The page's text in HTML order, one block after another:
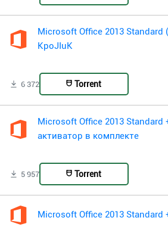
Microsoft Office 2013 Standard
KpoJIuK
6 372 Torrent
Microsoft Office 2013 Standard
активатор в комплекте
5 957 Torrent
Microsoft Office 2013 Standard